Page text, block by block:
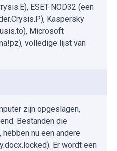
ESET-NOD32 (een
Kaspersky
Microsoft
volledige lijst van
zijn opgeslagen,
Bestanden die
nu een andere
Er wordt een